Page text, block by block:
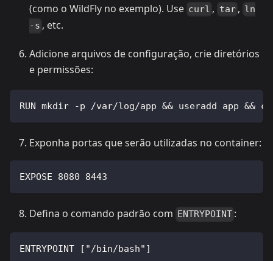
(como o WildFly no exemplo). Use curl , tar , ln
-s , etc.
Adicione arquivos de configuração, crie diretórios
e permissões:
RUN mkdir -p /var/log/app && useradd app &&
Exponha portas que serão utilizadas no container:
EXPOSE 8080 8443
Defina o comando padrão com ENTRYPOINT :
ENTRYPOINT ["/bin/bash"]